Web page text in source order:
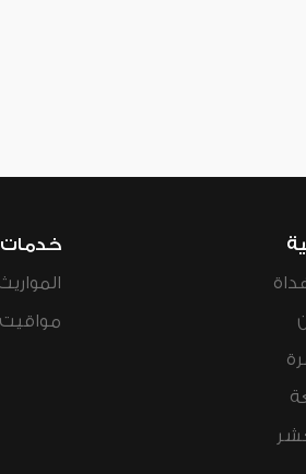
خدمات
مواقيت